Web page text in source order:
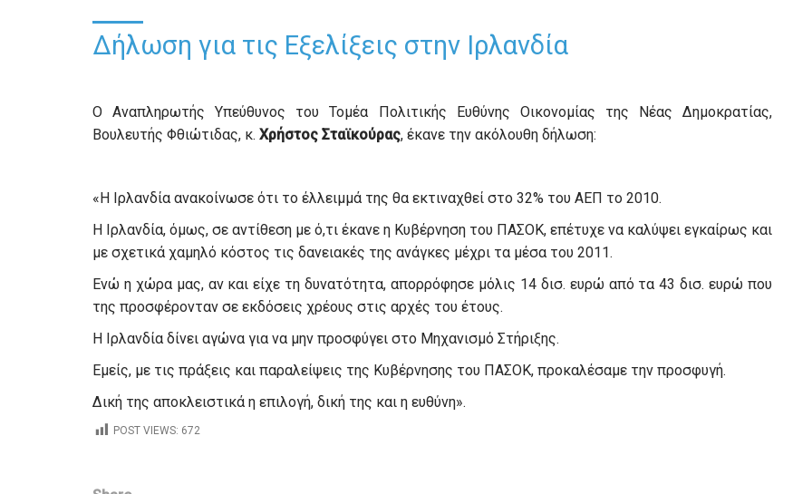
Δήλωση για τις Εξελίξεις στην Ιρλανδία
Ο Αναπληρωτής Υπεύθυνος του Τομέα Πολιτικής Ευθύνης Οικονομίας της Νέας Δημοκρατίας,
Βουλευτής Φθιώτιδας, κ. Χρήστος Σταϊκούρας, έκανε την ακόλουθη δήλωση:
«Η Ιρλανδία ανακοίνωσε ότι το έλλειμμά της θα εκτιναχθεί στο 32% του ΑΕΠ το 2010.
Η Ιρλανδία, όμως, σε αντίθεση με ό,τι έκανε η Κυβέρνηση του ΠΑΣΟΚ, επέτυχε να καλύψει εγκαίρως και
με σχετικά χαμηλό κόστος τις δανειακές της ανάγκες μέχρι τα μέσα του 2011.
Ενώ η χώρα μας, αν και είχε τη δυνατότητα, απορρόφησε μόλις 14 δισ. ευρώ από τα 43 δισ. ευρώ που
της προσφέρονταν σε εκδόσεις χρέους στις αρχές του έτους.
Η Ιρλανδία δίνει αγώνα για να μην προσφύγει στο Μηχανισμό Στήριξης.
Εμείς, με τις πράξεις και παραλείψεις της Κυβέρνησης του ΠΑΣΟΚ, προκαλέσαμε την προσφυγή.
Δική της αποκλειστικά η επιλογή, δική της και η ευθύνη».
POST VIEWS: 672